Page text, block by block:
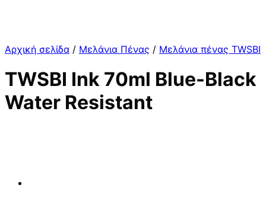
Αρχική σελίδα / Μελάνια Πένας / Μελάνια πένας TWSBI
TWSBI Ink 70ml Blue-Black
Water Resistant